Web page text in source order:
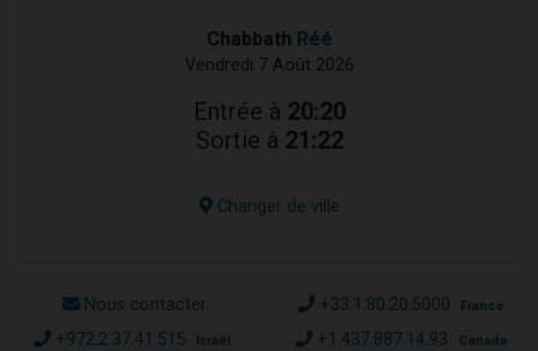
Chabbath Réé
Vendredi 7 Août 2026
Entrée à 20:20
Sortie à 21:22
Changer de ville
Nous contacter +33.1.80.20.5000 France
+972.2.37.41.515 Israël +1.437.887.14.93 Canada